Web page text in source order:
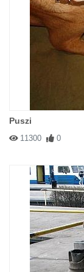
Puszi
11300 0